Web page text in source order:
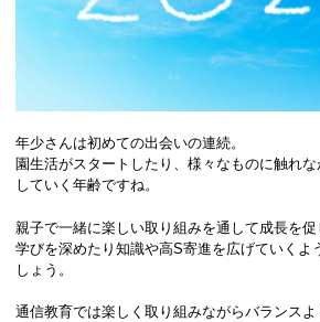
年少さんは初めての出会いの連続。
園生活がスタートしたり、様々なものに触れ
していく年齢ですね。
親子で一緒に楽しい取り組みを通して成長を
学びを深めたり知識や高S寄進を広げていくよ
しょう。
通信教育では楽しく取り組みながらバランス